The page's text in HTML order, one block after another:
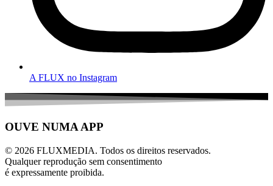
A FLUX no Instagram
OUVE NUMA APP
© 2026 FLUXMEDIA. Todos os direitos reservados.
Qualquer reprodução sem consentimento
é expressamente proibida.